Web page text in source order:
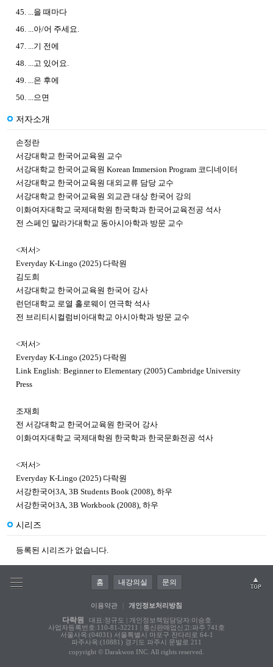
45. ...을 때마다
46. ...아/어 주세요.
47. ...기 전에
48. ...고 있어요.
49. ...은 후에
50. ...으면
저자소개
손정란
서강대학교 한국어교육원 교수
서강대학교 한국어교육원 Korean Immersion Program 코디네이터
서강대학교 한국어교육원 대외교류 담당 교수
서강대학교 한국어교육원 외교관 대상 한국어 강의
이화여자대학교 국제대학원 한국학과 한국어교육전공 석사
전 스페인 말라가대학교 동아시아학과 방문 교수
<저서>
Everyday K-Lingo (2025) 다락원
김도희
서강대학교 한국어교육원 한국어 강사
런던대학교 로열 홀로웨이 연극학 석사
전 브리티시컬럼비아대학교 아시아학과 방문 교수
<저서>
Everyday K-Lingo (2025) 다락원
Link English: Beginner to Elementary (2005) Cambridge University
Press
조재희
전 서강대학교 한국어교육원 한국어 강사
이화여자대학교 국제대학원 한국학과 한국문화전공 석사
<저서>
Everyday K-Lingo (2025) 다락원
서강한국어3A, 3B Students Book (2008), 하우
서강한국어3A, 3B Workbook (2008), 하우
시리즈
등록된 시리즈가 없습니다.
홈 내강의실 문의
이용약관 개인정보처리방침
다락원
대표:정규도 | 개인정보책임담당자:이승호
사업자등록번호:110-81-32211 | 통신판매업신고:파주 741호
서울사옥:(04031) 서울특별시 마포구 잔다리로 64-1
파주사옥:(10881) 경기도 파주시 문발로 211
copyright © Darakwon INC. All rights reserved.